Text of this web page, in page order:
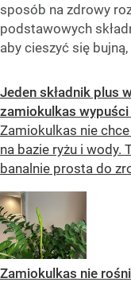
sposób na zdrowy
podstawowych
aby cieszyć się
Jeden składnik plus
zamiokulkas
Zamiokulkas nie
na bazie ryżu i wody.
banalnie prosta do
Zamiokulkas nie